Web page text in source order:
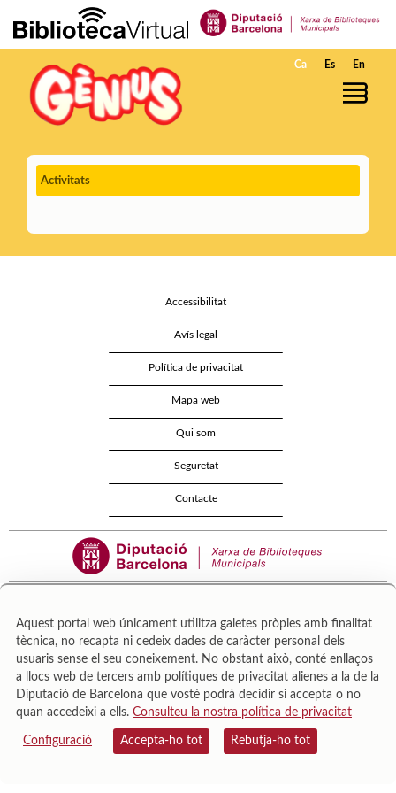
Salta al contingut principal
Ca Es En
Activitats
Accessibilitat
Avís legal
Política de privacitat
Mapa web
Qui som
Seguretat
Contacte
Área de Cultura – Gerència de Serveis de Biblioteques. Zamora, 73. 08018 Barcelona. Tel:
943 022 222.
© Il·lustracions: Txesco Montalt · Esther Pradell · Agustín Comotto · David Maynar · Pam
López · Vanesa Rovira
Aquest portal web únicament utilitza galetes pròpies amb finalitat
tècnica, no recapta ni cedeix dades de caràcter personal dels
usuaris sense el seu coneixement. No obstant això, conté enllaços
a llocs web de tercers amb polítiques de privacitat alienes a la de la
Diputació de Barcelona que vostè podrà decidir si accepta o no
quan accedeixi a ells. Consulteu la nostra política de privacitat
Configuració Accepta-ho tot Rebutja-ho tot